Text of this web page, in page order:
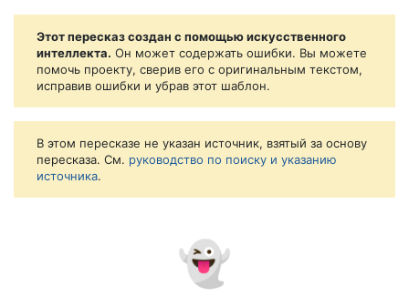
Этот пересказ создан с помощью искусственного
интеллекта. Он может содержать ошибки. Вы можете
помочь проекту, сверив его с оригинальным текстом,
исправив ошибки и убрав этот шаблон.
В этом пересказе не указан источник, взятый за основу
пересказа. См. руководство по поиску и указанию
источника.
👻